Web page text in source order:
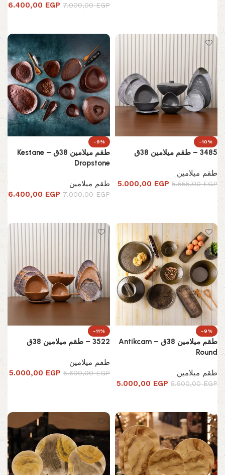
7.000,00EGP
6.400,00 EGP
-10%
3485 – طقم ميلامين 38ق
طقم ميلامين
5.555,00EGP
5.000,00 EGP
-9%
طقم ميلامين 38ق – Kestane
Dropstone
طقم ميلامين
7.000,00EGP
6.400,00 EGP
-9%
طقم ميلامين 38ق – Antikcam
Round
طقم ميلامين
5.500,00EGP
5.000,00 EGP
-11%
3522 – طقم ميلامين 38ق
طقم ميلامين
5.600,00EGP
5.000,00 EGP